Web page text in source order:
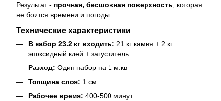
Результат - прочная, бесшовная поверхность , которая
не боится времени и погоды.
Технические характеристики
В набор 23.2 кг входить: 21 кг камня + 2 кг
эпоксидный клей + загуститель
Разход: Один набор на 1 м.кв
Толщина слоя: 1 см
Рабочее время: 400-500 минут